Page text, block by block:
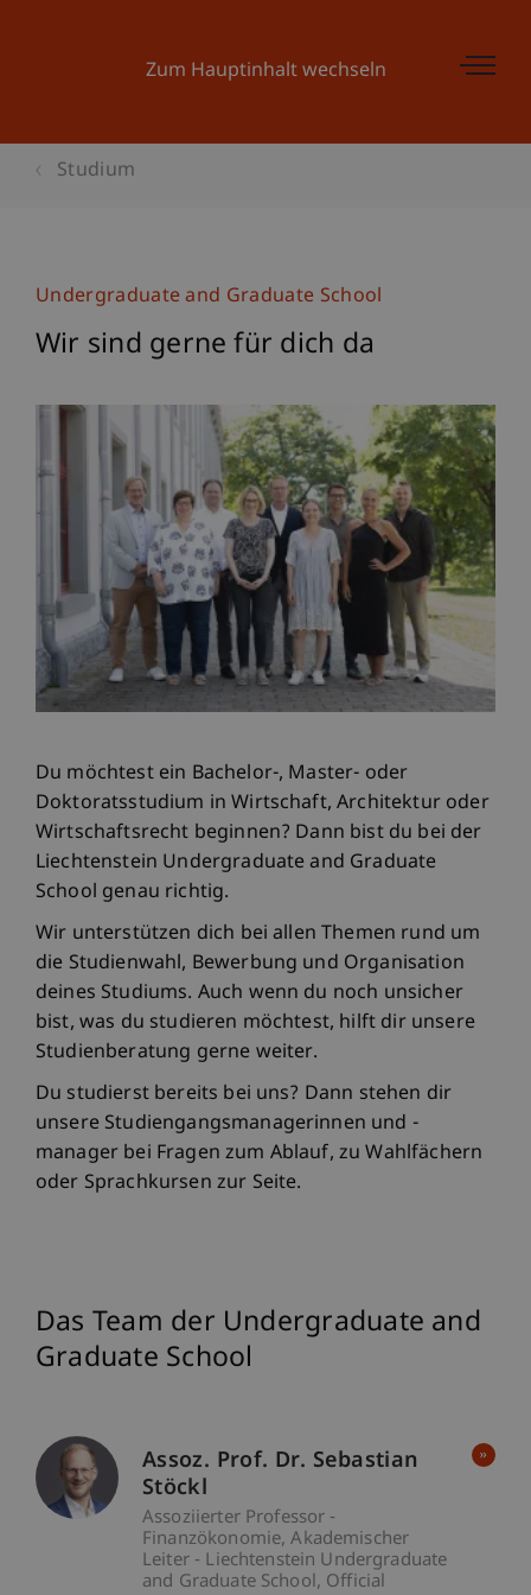
Zum Hauptinhalt wechseln
Studium
Undergraduate and Graduate School
Wir sind gerne für dich da
Du möchtest ein Bachelor-, Master- oder
Doktoratsstudium in Wirtschaft, Architektur oder
Wirtschaftsrecht beginnen? Dann bist du bei der
Liechtenstein Undergraduate and Graduate
School genau richtig.
Wir unterstützen dich bei allen Themen rund um
die Studienwahl, Bewerbung und Organisation
deines Studiums. Auch wenn du noch unsicher
bist, was du studieren möchtest, hilft dir unsere
Studienberatung gerne weiter.
Du studierst bereits bei uns? Dann stehen dir
unsere Studiengangsmanagerinnen und -
manager bei Fragen zum Ablauf, zu Wahlfächern
oder Sprachkursen zur Seite.
Das Team der Undergraduate and
Graduate School
Assoz. Prof. Dr. Sebastian
Stöckl
Assoziierter Professor -
Finanzökonomie Akademischer
Leiter - Liechtenstein Undergraduate
and Graduate School Official